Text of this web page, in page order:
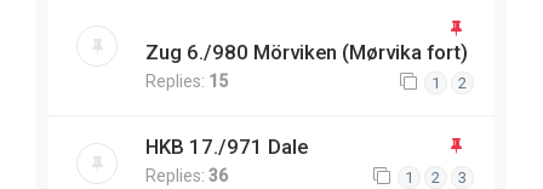
Zug 6./980 Mörviken (Mørvika fort)
Replies: 15 1 2
HKB 17./971 Dale
Replies: 36 1 2 3